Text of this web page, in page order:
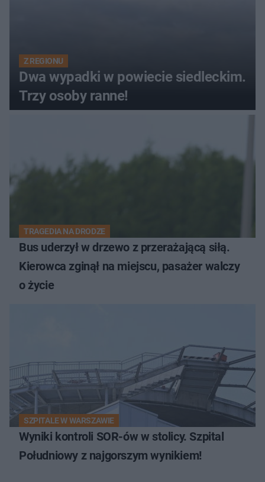
Z REGIONU
Dwa wypadki w powiecie siedleckim.
Trzy osoby ranne!
TRAGEDIA NA DRODZE
Bus uderzył w drzewo z przerażającą siłą.
Kierowca zginął na miejscu, pasażer walczy
o życie
SZPITALE W WARSZAWIE
Wyniki kontroli SOR-ów w stolicy. Szpital
Południowy z najgorszym wynikiem!